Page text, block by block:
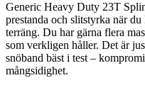
Generic Heavy Duty 23T
prestanda och slitstyrka när
terräng. Du har gärna flera
som verkligen håller. Det är
snöband bäst i test –
mångsidighet.